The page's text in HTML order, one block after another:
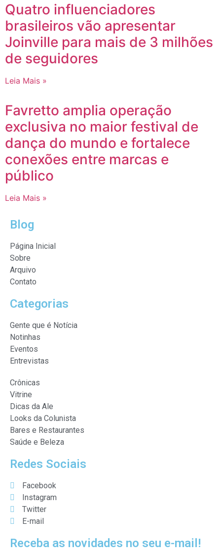
Quatro influenciadores
brasileiros vão apresentar
Joinville para mais de 3 milhões
de seguidores
Leia Mais »
Favretto amplia operação
exclusiva no maior festival de
dança do mundo e fortalece
conexões entre marcas e
público
Leia Mais »
Blog
Página Inicial
Sobre
Arquivo
Contato
Categorias
Gente que é Notícia
Notinhas
Eventos
Entrevistas
Crônicas
Vitrine
Dicas da Ale
Looks da Colunista
Bares e Restaurantes
Saúde e Beleza
Redes Sociais
Facebook
Instagram
Twitter
E-mail
Receba as novidades no seu e-mail!